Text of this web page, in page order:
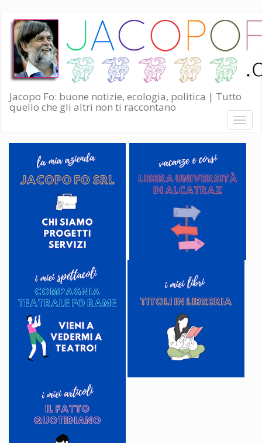
Salta
contenuto
principale
Jacopo Fo: buone notizie, ecologia, politica | Tutto
quello che gli altri non ti raccontano
Toggle